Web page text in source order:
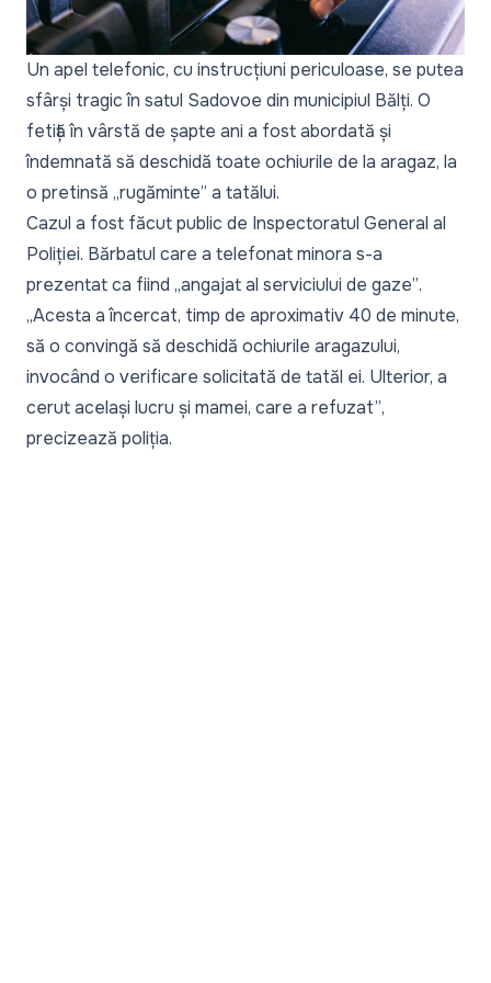
Un apel telefonic, cu instrucțiuni periculoase, se putea
sfârși tragic în satul Sadovoe din municipiul Bălți. O
fetiță în vârstă de șapte ani a fost abordată și
îndemnată să deschidă toate ochiurile de la aragaz, la
o pretinsă „rugăminte” a tatălui.
Cazul a fost făcut public de Inspectoratul General al
Poliției. Bărbatul care a telefonat minora s-a
prezentat ca fiind „angajat al serviciului de gaze”.
„Acesta a încercat, timp de aproximativ 40 de minute,
să o convingă să deschidă ochiurile aragazului,
invocând o verificare solicitată de tatăl ei. Ulterior, a
cerut același lucru și mamei, care a refuzat”,
precizează poliția.